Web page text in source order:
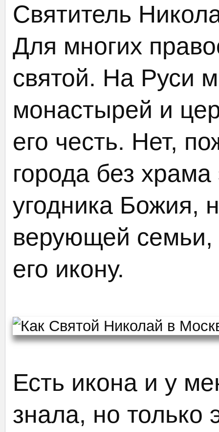
Святитель
Для многих
святой. На Руси
монастырей и
его честь. Нет,
города без храма
угодника Божия,
верующей семьи,
его икону.
Есть икона и у
знала, но только